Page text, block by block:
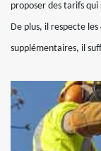
proposer des tarifs
De plus, il respecte
supplémentaires, il